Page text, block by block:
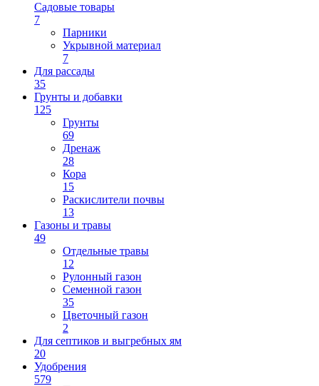
Садовые товары
7
Парники
Укрывной материал
7
Для рассады
35
Грунты и добавки
125
Грунты
69
Дренаж
28
Кора
15
Раскислители почвы
13
Газоны и травы
49
Отдельные травы
12
Рулонный газон
Семенной газон
35
Цветочный газон
2
Для септиков и выгребных ям
20
Удобрения
579